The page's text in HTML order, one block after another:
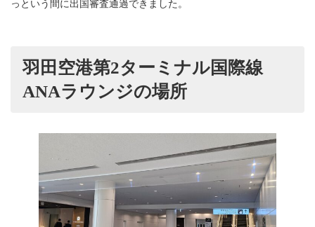
っという間に出国審査通過できました。
羽田空港第2ターミナル国際線
ANAラウンジの場所